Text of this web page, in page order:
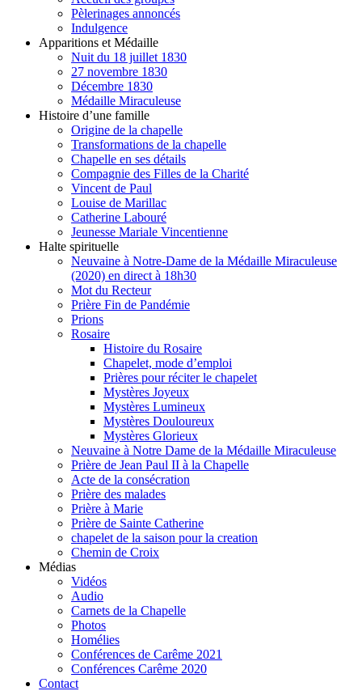
Pèlerinages annoncés
Indulgence
Apparitions et Médaille
Nuit du 18 juillet 1830
27 novembre 1830
Décembre 1830
Médaille Miraculeuse
Histoire d’une famille
Origine de la chapelle
Transformations de la chapelle
Chapelle en ses détails
Compagnie des Filles de la Charité
Vincent de Paul
Louise de Marillac
Catherine Labouré
Jeunesse Mariale Vincentienne
Halte spirituelle
Neuvaine à Notre-Dame de la Médaille Miraculeuse
(2020) en direct à 18h30
Mot du Recteur
Prière Fin de Pandémie
Prions
Rosaire
Histoire du Rosaire
Chapelet, mode d’emploi
Prières pour réciter le chapelet
Mystères Joyeux
Mystères Lumineux
Mystères Douloureux
Mystères Glorieux
Neuvaine à Notre Dame de la Médaille Miraculeuse
Prière de Jean Paul II à la Chapelle
Acte de la consécration
Prière des malades
Prière à Marie
Prière de Sainte Catherine
chapelet de la saison pour la creation
Chemin de Croix
Médias
Vidéos
Audio
Carnets de la Chapelle
Photos
Homélies
Conférences de Carême 2021
Conférences Carême 2020
Contact